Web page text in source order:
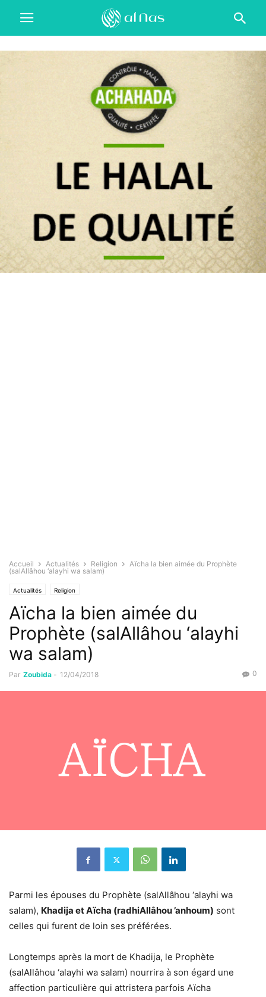
Accueil Actualités Religion
Aïcha la bien aimée du Prophète
(salAllâhou ‘alayhi wa salam)
Actualités Religion
Aïcha la bien aimée du
Prophète (salAllâhou ‘alayhi
wa salam)
Par Zoubida - 12/04/2018 0
Parmi les épouses du Prophète (salAllâhou ‘alayhi wa
salam), Khadija et Aïcha (radhiAllâhou ’anhoum) sont
celles qui furent de loin ses préférées.
Longtemps après la mort de Khadija, le Prophète
(salAllâhou ‘alayhi wa salam) nourrira à son égard une
affection particulière qui attristera parfois Aïcha